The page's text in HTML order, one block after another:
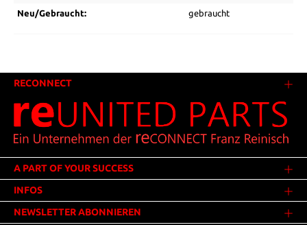
Neu/Gebraucht: gebraucht
RECONNECT
A PART OF YOUR SUCCESS
INFOS
NEWSLETTER ABONNIEREN